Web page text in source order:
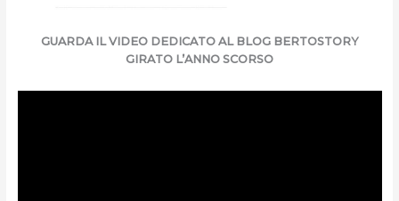
GUARDA IL VIDEO DEDICATO AL BLOG BERTOSTORY
GIRATO L’ANNO SCORSO